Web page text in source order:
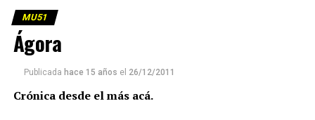
MU51
Ágora
Publicada hace 15 años el 26/12/2011
Crónica desde el más acá.